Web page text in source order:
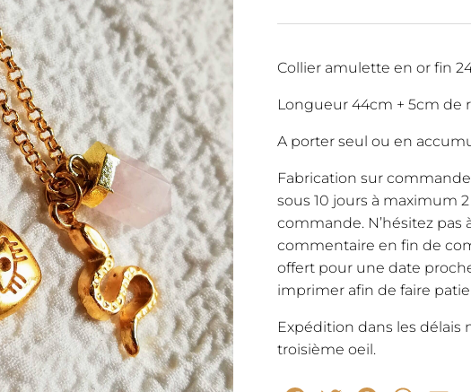
Collier amulette en or fin
Longueur 44cm + 5cm de
A porter seul ou en
Fabrication sur
sous 10 jours à maximum
commande. N’hésitez pas
commentaire en fin de
offert pour une date
imprimer afin de faire
Expédition dans les délais
troisième oeil.